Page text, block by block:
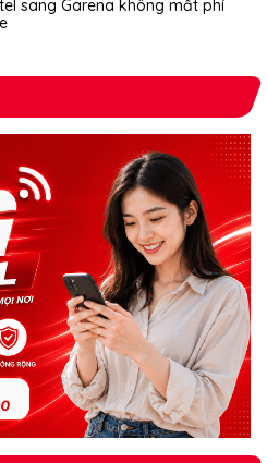
sang Garena không mất phí